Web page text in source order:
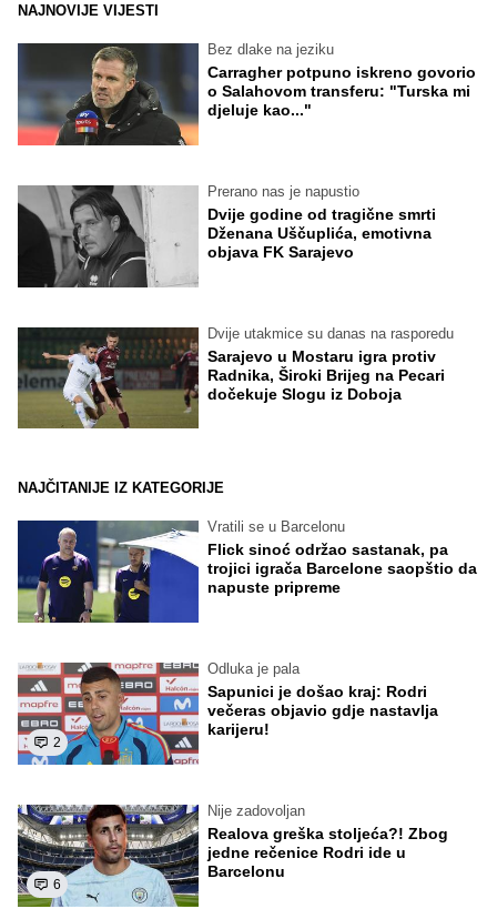
NAJNOVIJE VIJESTI
Bez dlake na jeziku
Carragher potpuno iskreno govorio
o Salahovom transferu: "Turska mi
djeluje kao..."
Prerano nas je napustio
Dvije godine od tragične smrti
Dženana Uščuplića, emotivna
objava FK Sarajevo
Dvije utakmice su danas na rasporedu
Sarajevo u Mostaru igra protiv
Radnika, Široki Brijeg na Pecari
dočekuje Slogu iz Doboja
NAJČITANIJE IZ KATEGORIJE
Vratili se u Barcelonu
Flick sinoć održao sastanak, pa
trojici igrača Barcelone saopštio da
napuste pripreme
2
Odluka je pala
Sapunici je došao kraj: Rodri
večeras objavio gdje nastavlja
karijeru!
6
Nije zadovoljan
Realova greška stoljeća?! Zbog
jedne rečenice Rodri ide u
Barcelonu